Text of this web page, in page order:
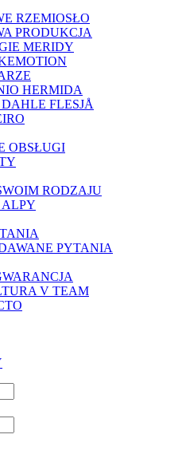
RZEMIOSŁO
PRODUKCJA
MERIDY
HERMIDA
FLESJÅ
OBSŁUGI
RODZAJU
ALPY
PYTANIA
V TEAM